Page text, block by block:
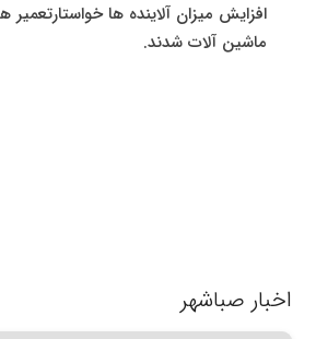
افزایش میزان آلاینده ها خواستارتعمیر
ماشین آلات شدند.
اخبار صباشهر